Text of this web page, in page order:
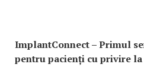
ImplantConnect – Primul
pentru pacienți cu privire